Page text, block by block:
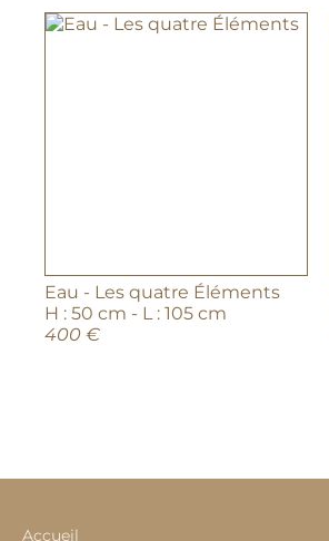
Eau - Les quatre Éléments
H : 50 cm - L : 105 cm
400 €
Accueil